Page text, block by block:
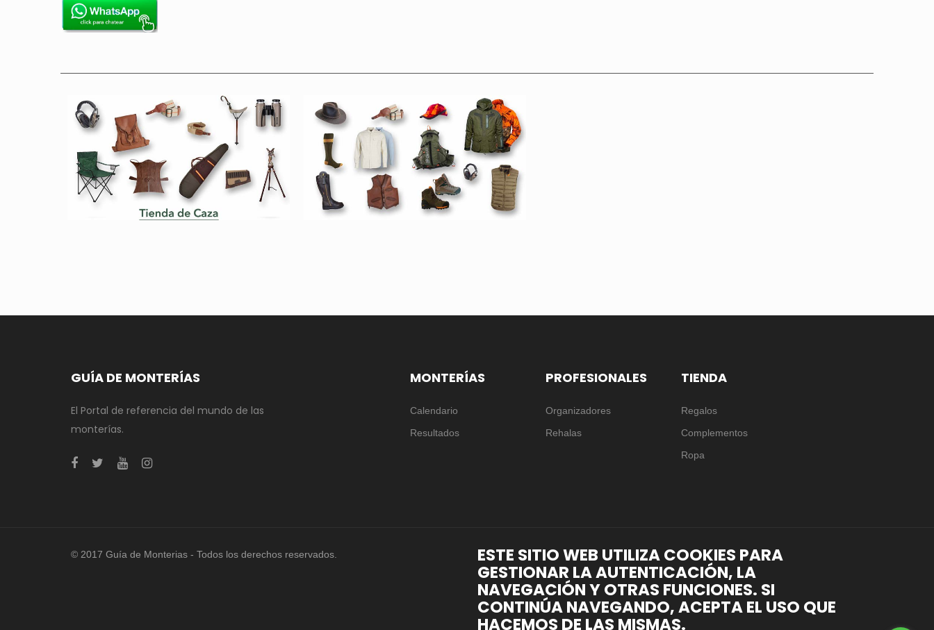
GUÍA DE MONTERÍAS
El Portal de referencia del mundo de las
monterías.
MONTERÍAS
Calendario
Resultados
PROFESIONALES
Organizadores
Rehalas
TIENDA
Regalos
Complementos
Ropa
© 2017 Guía de Monterias - Todos los derechos reservados. ESTE SITIO WEB UTILIZA COOKIES PARA
GESTIONAR LA AUTENTICACIÓN, LA
NAVEGACIÓN Y OTRAS FUNCIONES. SI
CONTINÚA NAVEGANDO, ACEPTA EL USO QUE
HACEMOS DE LAS MISMAS.